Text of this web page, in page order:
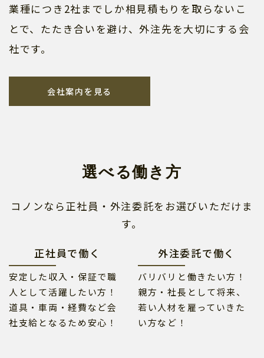
業種につき2社までしか相見積もりを取らないこ
とで、たたき合いを避け、外注先を大切にする会
社です。
会社案内を見る
選べる働き方
コノンなら正社員・外注委託をお選びいただけま
す。
正社員で働く
安定した収入・保証で職
人として活躍したい方！
道具・車両・経費など会
社支給となるため安心！
外注委託で働く
バリバリと働きたい方！
親方・社長として将来、
若い人材を雇っていきた
い方など！